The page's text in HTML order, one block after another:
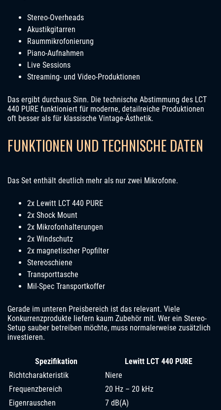
Stereo-Overheads
Akustikgitarren
Raummikrofonierung
Piano-Aufnahmen
Live Sessions
Streaming- und Video-Produktionen
Das ergibt durchaus Sinn. Die technische Abstimmung des LCT
440 PURE funktioniert für moderne, detailreiche Produktionen
oft besser als für klassische Vintage-Ästhetik.
FUNKTIONEN UND TECHNISCHE DATEN
Das Set enthält deutlich mehr als nur zwei Mikrofone.
2x Lewitt LCT 440 PURE
2x Shock Mount
2x Mikrofonhalterungen
2x Windschutz
2x magnetischer Popfilter
Stereoschiene
Transporttasche
Mil-Spec Transportkoffer
Gerade im unteren Preisbereich ist das relevant. Viele
Konkurrenzprodukte liefern kaum Zubehör mit. Wer ein Stereo-
Setup sauber betreiben möchte, muss normalerweise zusätzlich
investieren.
Spezifikation
Lewitt LCT 440 PURE
Richtcharakteristik
Niere
Frequenzbereich
20 Hz – 20 kHz
Eigenrauschen
7 dB(A)